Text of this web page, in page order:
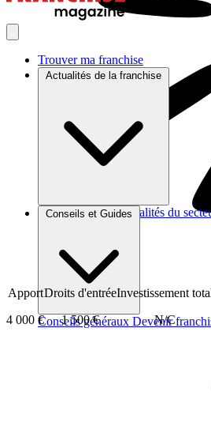
Trouver ma franchise
Actualités de la franchise
Brèves et actus Actualités du
Conseils et Guides
Conseils généraux Devenir
Apport
4 000 €
Droits d'entrée
1 500 €
Investissement
N/C